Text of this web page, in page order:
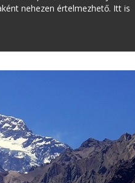
nehezen értelmezhető. Itt is